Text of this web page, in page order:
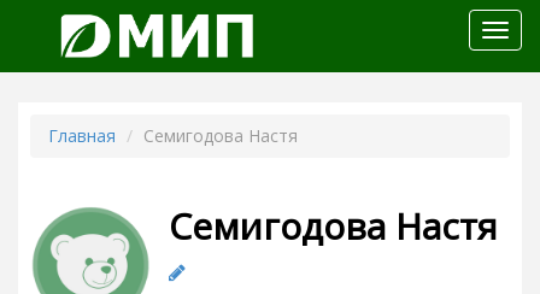
меню
Главная Семигодова Настя
Семигодова Настя